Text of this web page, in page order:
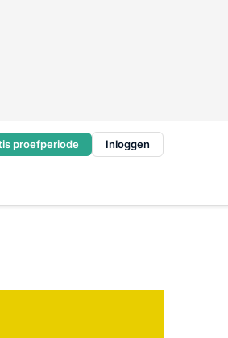
proefperiode Inloggen